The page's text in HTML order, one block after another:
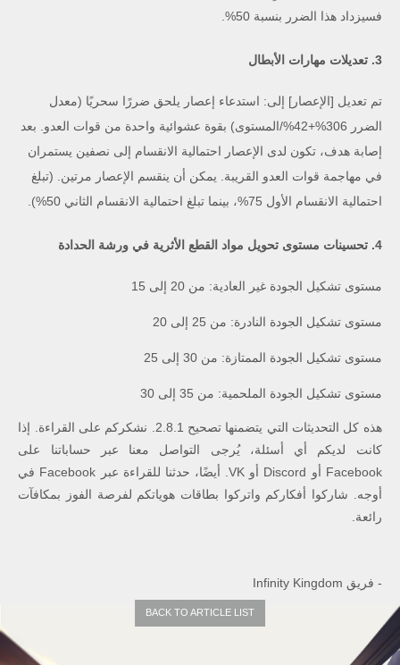
فسيزداد هذا الضرر بنسبة 50%.
3. تعديلات مهارات الأبطال
تم تعديل [الإعصار] إلى: استدعاء إعصار يلحق ضررًا سحريًا (معدل
الضرر 306%+42%/المستوى) بقوة عشوائية واحدة من قوات العدو. بعد
إصابة هدف، تكون لدى الإعصار احتمالية الانقسام إلى نصفين يستمران
في مهاجمة قوات العدو القريبة. يمكن أن ينقسم الإعصار مرتين. (تبلغ
احتمالية الانقسام الأول 75%، بينما تبلغ احتمالية الانقسام الثاني 50%).
4. تحسينات مستوى تحويل مواد القطع الأثرية في ورشة الحدادة
مستوى تشكيل الجودة غير العادية: من 20 إلى 15
مستوى تشكيل الجودة النادرة: من 25 إلى 20
مستوى تشكيل الجودة الممتازة: من 30 إلى 25
مستوى تشكيل الجودة الملحمية: من 35 إلى 30
هذه كل التحديثات التي يتضمنها تصحيح 2.8.1. نشكركم على القراءة. إذا
كانت لديكم أي أسئلة، يُرجى التواصل معنا عبر حساباتنا على
Facebook أو Discord أو VK. أيضًا، حدثنا للقراءة عبر Facebook في
أوجه. شاركوا أفكاركم واتركوا بطاقات هوياتكم لفرصة الفوز بمكافآت
رائعة.
- فريق Infinity Kingdom
BACK TO ARTICLE LIST